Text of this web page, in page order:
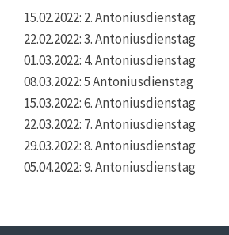
15.02.2022: 2. Antoniusdienstag
22.02.2022: 3. Antoniusdienstag
01.03.2022: 4. Antoniusdienstag
08.03.2022: 5 Antoniusdienstag
15.03.2022: 6. Antoniusdienstag
22.03.2022: 7. Antoniusdienstag
29.03.2022: 8. Antoniusdienstag
05.04.2022: 9. Antoniusdienstag